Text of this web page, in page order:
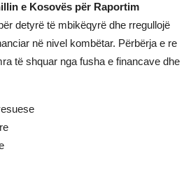
e Kosovës për Raportim
detyrë të mbikëqyrë dhe rregullojë
në nivel kombëtar. Përbërja e re
të shquar nga fusha e financave dhe